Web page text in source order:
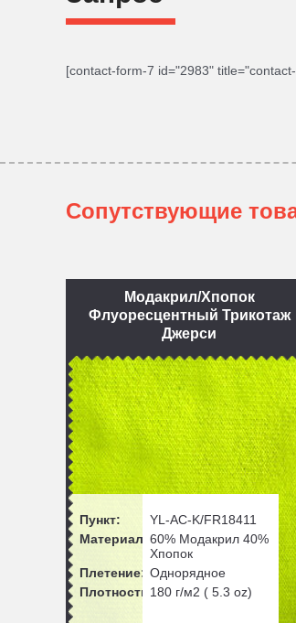
[contact-form-7 id="2983"
Сопутствующие
Модакрил/Хпопок
Флуоресцентный Трикотаж
Джерси
Пункт:
YL-AC-K/FR18411
Материал: 60% Модакрил 40%
Хпопок
Плетение: Однорядное
Плотность:180г/м2 ( 5.3 oz)